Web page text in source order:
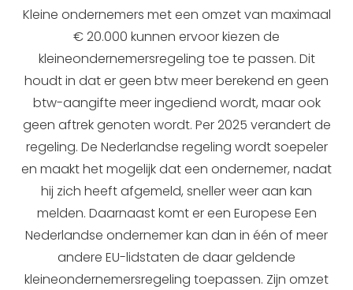
Kleine ondernemers met een omzet van maximaal
€ 20.000 kunnen ervoor kiezen de
kleineondernemersregeling toe te passen. Dit
houdt in dat er geen btw meer berekend en geen
btw-aangifte meer ingediend wordt, maar ook
geen aftrek genoten wordt. Per 2025 verandert de
regeling. De Nederlandse regeling wordt soepeler
en maakt het mogelijk dat een ondernemer, nadat
hij zich heeft afgemeld, sneller weer aan kan
melden. Daarnaast komt er een Europese Een
Nederlandse ondernemer kan dan in één of meer
andere EU-lidstaten de daar geldende
kleineondernemersregeling toepassen. Zijn omzet